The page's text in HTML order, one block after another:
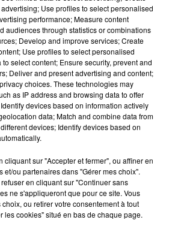
justice après une chanson polémique
Use profiles to select personalised
performance; Measure content
audiences through statistics or combinations
Develop and improve services; Create
Use profiles to select personalised
select content; Ensure security, prevent and
Deliver and present advertising and content;
choices. These technologies may
as IP address and browsing data to offer
devices based on information actively
data; Match and combine data from
devices; Identify devices based on
cliquant sur "Accepter et fermer", ou affiner en
et/ou partenaires dans "Gérer mes choix".
en cliquant sur "Continuer sans
ne s'appliqueront que pour ce site. Vous
ou retirer votre consentement à tout
les cookies" situé en bas de chaque page.